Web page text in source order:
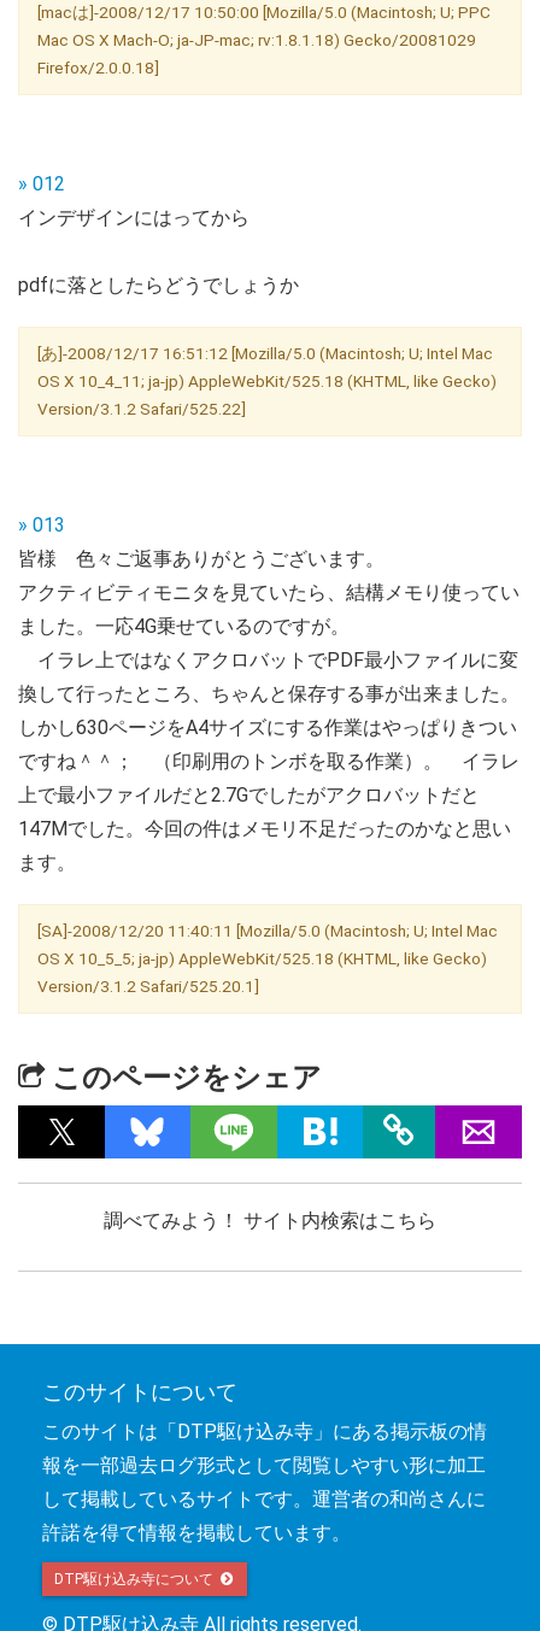
[macは]-2008/12/17 10:50:00 [Mozilla/5.0 (Macintosh; U; PPC
Mac OS X Mach-O; ja-JP-mac; rv:1.8.1.18) Gecko/20081029
Firefox/2.0.0.18]
» 012
インデザインにはってから
pdfに落としたらどうでしょうか
[あ]-2008/12/17 16:51:12 [Mozilla/5.0 (Macintosh; U; Intel Mac
OS X 10_4_11; ja-jp) AppleWebKit/525.18 (KHTML, like Gecko)
Version/3.1.2 Safari/525.22]
» 013
皆様 色々ご返事ありがとうございます。
アクティビティモニタを見ていたら、結構メモり使ってい
ました。一応4G乗せているのですが。
イラレ上ではなくアクロバットでPDF最小ファイルに変
換して行ったところ、ちゃんと保存する事が出来ました。
しかし630ページをA4サイズにする作業はやっぱりきつい
ですね＾＾； （印刷用のトンボを取る作業）。 イラレ
上で最小ファイルだと2.7Gでしたがアクロバットだと
147Mでした。今回の件はメモリ不足だったのかなと思い
ます。
[SA]-2008/12/20 11:40:11 [Mozilla/5.0 (Macintosh; U; Intel Mac
OS X 10_5_5; ja-jp) AppleWebKit/525.18 (KHTML, like Gecko)
Version/3.1.2 Safari/525.20.1]
このページをシェア
調べてみよう！ サイト内検索はこちら
このサイトについて
このサイトは「DTP駆け込み寺」にある掲示板の情
報を一部過去ログ形式として閲覧しやすい形に加工
して掲載しているサイトです。運営者の和尚さんに
許諾を得て情報を掲載しています。
DTP駆け込み寺について
© DTP駆け込み寺 All rights reserved.